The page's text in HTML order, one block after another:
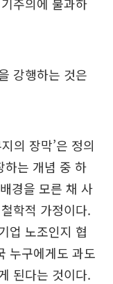
강행하는 것은
의 장막’은 정의
는 개념 중 하
경을 모른 채 사
학적 가정이다.
업 노조인지 협
누구에게도 과도
된다는 것이다.